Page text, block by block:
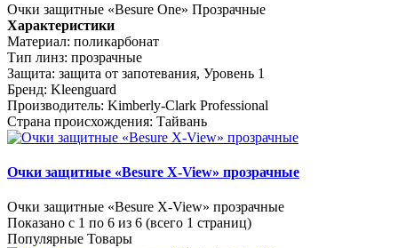
Очки защитные «Besure One» Прозрачные
Характеристики
Материал: поликарбонат
Тип линз: прозрачные
Защита: защита от запотевания, Уровень 1
Бренд: Kleenguard
Производитель: Kimberly-Clark Professional
Страна происхождения: Тайвань
Очки защитные «Besure X-View» прозрачные
Очки защитные «Besure X-View» прозрачные
Показано с 1 по 6 из 6 (всего 1 страниц)
Популярные Товары